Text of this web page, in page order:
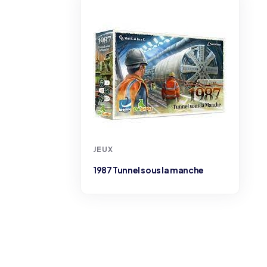
JEUX
1987 Tunnel sous la manche